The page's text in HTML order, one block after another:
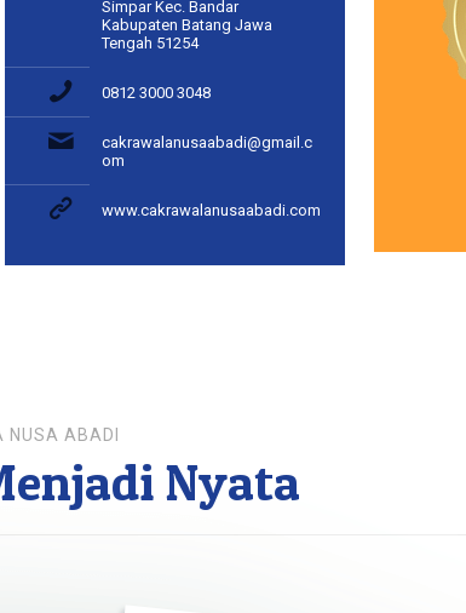
Simpar Kec. Bandar
Kabupaten Batang Jawa
Tengah 51254
0812 3000 3048
cakrawalanusaabadi@gmail.c
om
www.cakrawalanusaabadi.com
NUSA ABADI
Nyata